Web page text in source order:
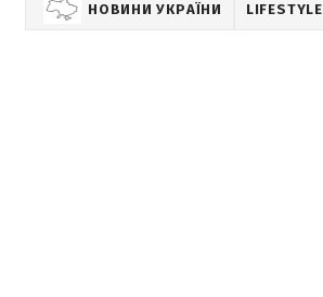
НОВИНИ УКРАЇНИ LIFESTYLE